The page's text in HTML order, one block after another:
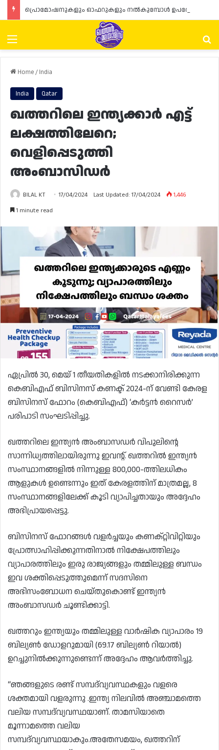
Menu
Home/ India
India Qatar
ഖത്തറിലെ ഇന്ത്യക്കാർ എട്ട്
ലക്ഷത്തിലേറെ;
വെളിപ്പെടുത്തി
അംബാസിഡർ
BILAL KT 17/04/2024 Last Updated: 17/04/2024
1,446
1 minute read
ഏപ്രിൽ 30, മെയ് 1 തീയതികളിൽ നടക്കാനിരിക്കുന്ന
കെബിഎഫ് ബിസിനസ് കണക്ട് 2024-ന് വേണ്ടി കേരള
ബിസിനസ് ഫോറം (കെബിഎഫ്) ‘കർട്ടൻ റൈസർ’
പരിപാടി സംഘടിപ്പിച്ചു.
ഖത്തറിലെ ഇന്ത്യൻ അംബാസഡർ വിപുലിൻ്റെ
സാന്നിധ്യത്തിലായിരുന്നു ഇവന്റ്. ഖത്തറിൽ ഇന്ത്യൻ
സംസ്ഥാനങ്ങളിൽ നിന്നുള്ള 800,000-ത്തിലധികം
ആളുകൾ ഉണ്ടെന്നും ഇത് കേരളത്തിന് മാത്രമല്ല, 8
സംസ്ഥാനങ്ങളിലേക്ക് കൂടി വ്യാപിച്ചതായും അദ്ദേഹം
അഭിപ്രായപ്പെട്ടു.
ബിസിനസ് ഫോറങ്ങൾ വളർച്ചയും കണക്റ്റിവിറ്റിയും
പ്രോത്സാഹിപ്പിക്കുന്നതിനാൽ നിക്ഷേപത്തിലും
വ്യാപാരത്തിലും ഇരു രാജ്യങ്ങളും തമ്മിലുള്ള ബന്ധം
ഇവ ശക്തിപ്പെടുത്തുമെന്ന് സദസിനെ
അഭിസംബോധന ചെയ്തുകൊണ്ട് ഇന്ത്യൻ
അംബാസഡർ ചൂണ്ടിക്കാട്ടി.
ഖത്തറും ഇന്ത്യയും തമ്മിലുള്ള വാർഷിക വ്യാപാരം 19
ബില്യൺ ഡോളറുമായി (69.17 ബില്യൺ റിയാൽ)
ഉറച്ചുനിൽക്കുന്നുണ്ടെന്ന് അദ്ദേഹം ആവർത്തിച്ചു.
“ഞങ്ങളുടെ രണ്ട് സമ്പദ്‌വ്യവസ്ഥകളും വളരെ
ശക്തമായി വളരുന്നു .ഇന്ത്യ നിലവിൽ അഞ്ചാമത്തെ
വലിയ സമ്പദ്‌വ്യവസ്ഥയാണ്. താമസിയാതെ
മൂന്നാമത്തെ വലിയ
സമ്പദ്‌വ്യവസ്ഥയാകും.അതേസമയം, ഖത്തറിന്